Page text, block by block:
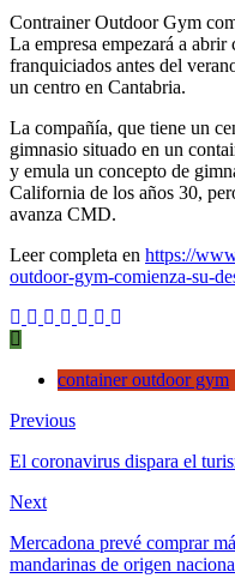
desarrollo
de
franquicias
Contrainer Outdoor Gym
La empresa empezará a
franquiciados antes del
un centro en Cantabria.
La compañía, que tiene un
gimnasio situado en un
y emula un concepto de
California de los años 30,
avanza CMD.
Leer completa en https://
outdoor-gym-comienza-su-
container outdoor gym
Previous
El coronavirus dispara el
Next
Mercadona prevé comprar
mandarinas de origen